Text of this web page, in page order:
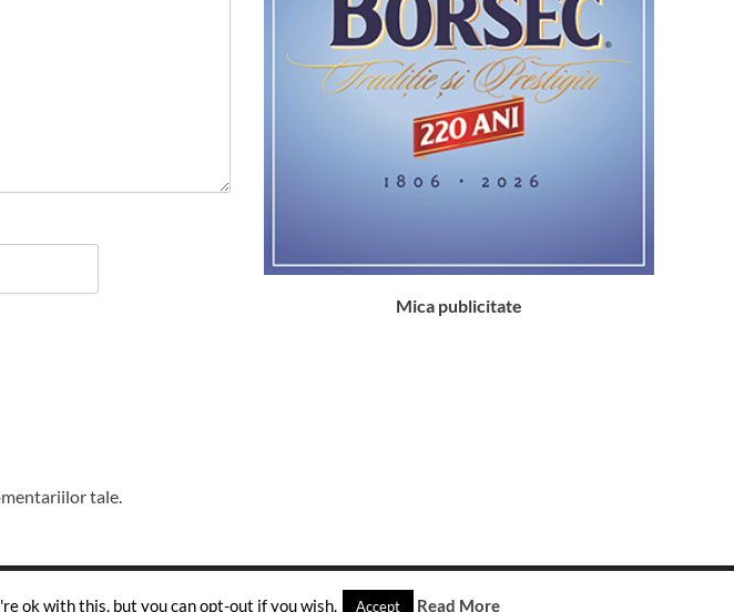
tale.
Mica publicitate
|CoverNewsby AF themes.
ok with this, but you can opt-out if you wish. Accept Read More